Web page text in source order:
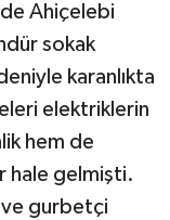
Ahiçelebi
sokak
karanlıkta
elektriklerin
hem de
hale gelmişti.
ve gurbetçi